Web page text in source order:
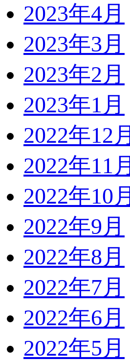
2023年4月
2023年3月
2023年2月
2023年1月
2022年12月
2022年11月
2022年10月
2022年9月
2022年8月
2022年7月
2022年6月
2022年5月